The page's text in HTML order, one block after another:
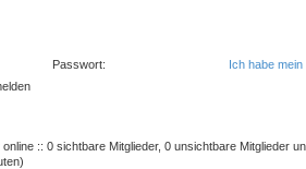
Passwort:
Ich habe
online :: 0 sichtbare Mitglieder, 0 unsichtbare Mitglieder